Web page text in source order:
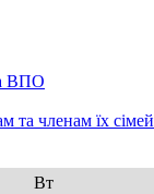
ВПО
та членам їх сімей
Вт